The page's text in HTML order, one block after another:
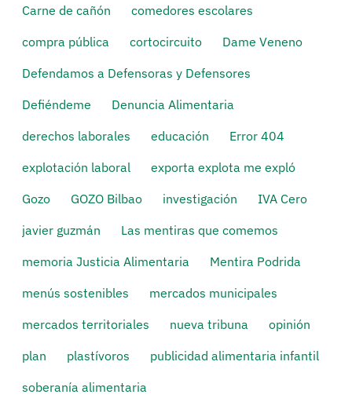
Carne de cañón
comedores escolares
compra pública
cortocircuito
Dame Veneno
Defendamos a Defensoras y Defensores
Defiéndeme
Denuncia Alimentaria
derechos laborales
educación
Error 404
explotación laboral
exporta explota me expló
Gozo
GOZO Bilbao investigación
IVA Cero
javier guzmán
Las mentiras que comemos
memoria Justicia Alimentaria
Mentira Podrida
menús sostenibles
mercados municipales
mercados territoriales
nueva tribuna
opinión
plan
plastívoros
publicidad alimentaria infantil
soberanía alimentaria